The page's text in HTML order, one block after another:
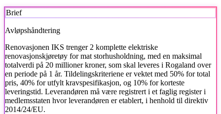
Brief
Avløpshåndtering
Renovasjonen IKS trenger 2 komplette elektriske
renovasjonskjøretøy for mat storhusholdning, med en maksimal
totalverdi på 20 millioner kroner, som skal leveres i Rogaland over
en periode på 1 år. Tildelingskriteriene er vektet med 50% for total
pris, 40% for utfylt kravspesifikasjon, og 10% for korteste
leveringstid. Leverandøren må være registrert i et faglig register i
medlemsstaten hvor leverandøren er etablert, i henhold til direktiv
2014/24/EU.